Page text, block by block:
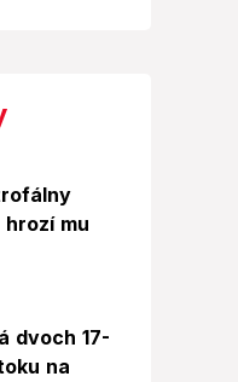
mu
dvoch 17-
na